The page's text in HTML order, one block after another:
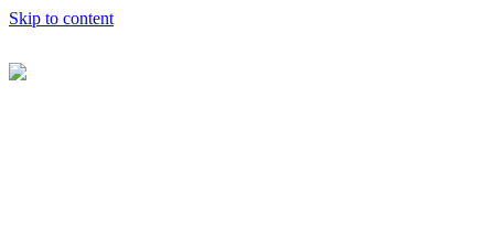
Skip to content